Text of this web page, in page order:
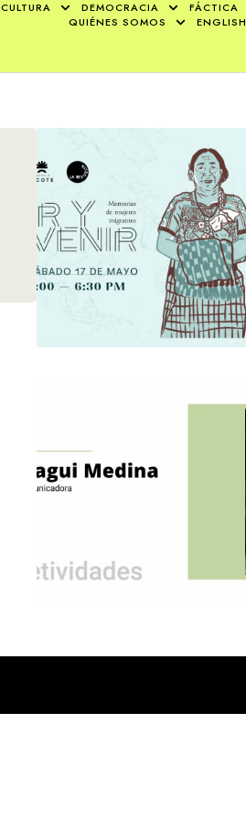
CULTURA DEMOCRACIA FÁCTICA
QUIÉNES SOMOS
ENGLISH